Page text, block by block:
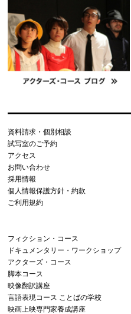
資料請求・個別相談
試写室のご予約
アクセス
お問い合わせ
採用情報
個人情報保護方針・約款
ご利用規約
フィクション・コース
ドキュメンタリー・ワークショップ
アクターズ・コース
脚本コース
映像翻訳講座
言語表現コース ことばの学校
映画上映専門家養成講座